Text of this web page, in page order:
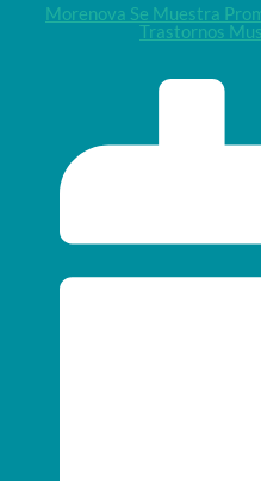
Morenova Se Muestra
Trastornos